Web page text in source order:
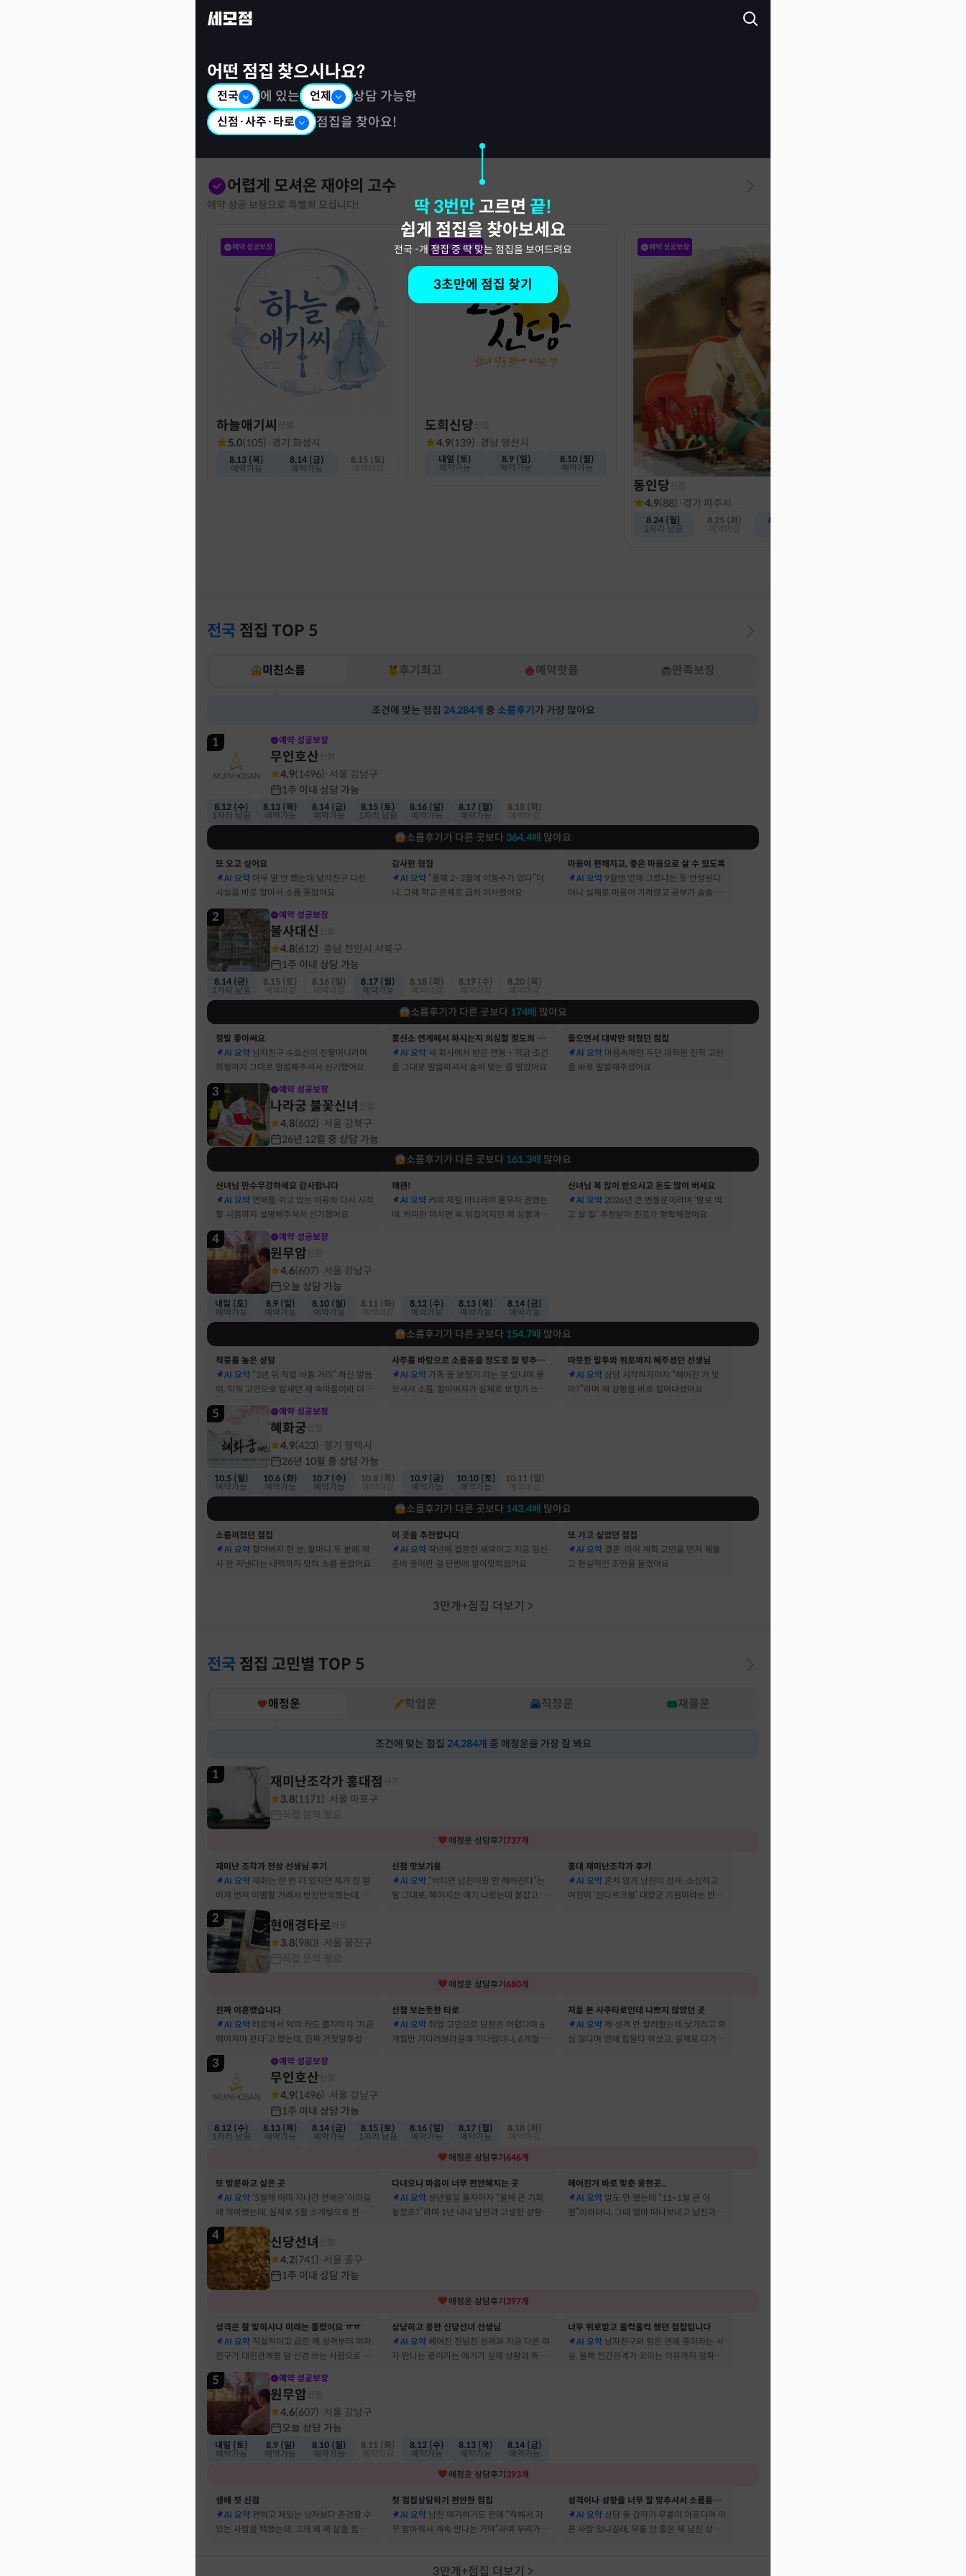
어떤 점집 찾으시나요?
전국 에 있는 언제 상담 가능한
신점·사주·타로 점집을 찾아요!
딱 3번만 고르면 끝!
쉽게 점집을 찾아보세요
전국 -개 점집 중 딱 맞는 점집을 보여드려요
3초만에 점집 찾기
어렵게 모셔온 재야의 고수
예약 성공 보장으로 특별히 모십니다!
예약 성공보장
하늘애기씨
5.0(105) · 경기 화성시
8.13 (목)
예약가능
8.14 (금)
예약가능
8.15 (토)
예약 성공보장
도희신당
4.9(139) · 경남 양산시
내일 (토)
예약가능
8.9 (일)
예약가능
8.10 (월)
예약가능
예약 성공보장
동인당
4.9(88) · 경기 파주시
8.24 (월)
2자리 남음
8.25 (화)
8.26 (수)
전국 점집 TOP 5
미친소름 후기최고 예약핫플 만족보장
조건에 맞는 점집 24,284개 중 소름후기 가 가장 많아요
1 예약 성공보장
무인호산
4.9(1496) 서울 강남구
1주 이내 상담 가능
8.12 (수)
1자리 남음
8.13 (목)
예약가능
8.14 (금)
예약가능
8.15 (토)
1자리 남음
8.16 (일)
예약가능
8.17 (월)
예약가능
8.18 (화)
소름후기가 다른 곳보다 364.4배 많아요
또 오고 싶어요
AI 요약 아무 말 안 했는데 남자친구 다친
사실을 바로 알아서 소름 돋았어요
감사한 점집
AI 요약 “올해 2~3월에 이동수가 있다”더
니, 그때 학교 문제로 급히 이사했어요
마음이 편해지고, 좋은 마음으로 살 수 있도록
AI 요약 9월엔 언제 그랬냐는 듯 안정된다
더니 실제로 마음이 가라앉고 공부가 술술 됐
2 예약 성공보장
불사대신
4.8(612) 충남 천안시 서북구
1주 이내 상담 가능
8.14 (금)
1자리 남음
8.15 (토)
8.16 (일)
8.17 (월)
예약가능
8.18 (화)
8.19 (수)
8.20 (목)
소름후기가 다른 곳보다 174배 많아요
정말 좋아써요
AI 요약 남자친구 수호신이 친할머니라며
외형까지 그대로 말씀해주셔서 신기했어요
흥신소 연계해서 하시는지 의심할 정도의 정확함
AI 요약 새 회사에서 받은 연봉‧직급 조건
을 그대로 말씀하셔서 숨이 멎는 줄 알았어요
들으면서 대박만 외쳤던 점집
AI 요약 마음속에만 두던 대학원 진학 고민
을 바로 말씀해주셨어요
3 예약 성공보장
나라궁 불꽃신녀
4.8(602) 서울 강북구
26년 12월 중 상담 가능
소름후기가 다른 곳보다 161.3배 많아요
신녀님 만수무강하세요 감사합니다
AI 요약 연애를 쉬고 있는 이유와 다시 시작
할 시점까지 설명해주셔서 신기했어요
꽤괜!
AI 요약 커피 체질 아니라며 율무차 권했는
데, 커피만 마시면 속 뒤집어지던 제 상황과 딱
신녀님 복 많이 받으시고 돈도 많이 버세요
AI 요약 2026년 큰 변동운이라며 ‘말로 먹
고 살 일’ 추천받아 진로가 명확해졌어요
4 예약 성공보장
원무암
4.6(607) 서울 강남구
오늘 상담 가능
내일 (토)
예약가능
8.9 (일)
예약가능
8.10 (월)
예약가능
8.11 (화)
8.12 (수)
예약가능
8.13 (목)
예약가능
8.14 (금)
예약가능
소름후기가 다른 곳보다 154.7배 많아요
적중률 높은 상담
AI 요약 “3년 뒤 직업 바뀔 거라” 하신 말씀
이, 이직 고민으로 밤새던 제 속마음이라 더 신
기했어요
사주를 바탕으로 소름돋을 정도로 잘 맞추는 곳
AI 요약 가족 중 보청기 끼는 분 있냐며 물
으셔서 소름, 할아버지가 실제로 보청기 쓰세
따뜻한 말투와 위로까지 해주셨던 선생님
AI 요약 상담 시작하자마자 “헤어진 거 맞
아?”라며 제 상황을 바로 집어내셨어요
5 예약 성공보장
혜화궁
4.9(423) 경기 평택시
26년 10월 중 상담 가능
10.5 (월)
예약가능
10.6 (화)
예약가능
10.7 (수)
예약가능
10.8 (목)
10.9 (금)
예약가능
10.10 (토)
예약가능
10.11 (일)
소름후기가 다른 곳보다 143.4배 많아요
소름끼쳤던 점집
AI 요약 할아버지 한 분, 할머니 두 분에 제
사 안 지낸다는 내력까지 맞혀 소름 돋았어요
이 곳을 추천합니다
AI 요약 작년에 결혼한 새댁이고 지금 임신
준비 중이란 걸 단번에 알아맞히셨어요
또 가고 싶었던 점집
AI 요약 결혼·아이 계획 고민을 먼저 꿰뚫
고 현실적인 조언을 들었어요
3만개+점집 더보기 >
전국 점집 고민별 TOP 5
애정운 학업운 직장운 재물운
조건에 맞는 점집 24,284개 중 애정운을 가장 잘 봐요
1 재미난조각가 홍대점
3.8(1171) 서울 마포구
애정운 상담후기 737개
재미난 조각가 천상 선생님 후기
AI 요약 재회는 한 번 더 있지만 제가 정 떨
어져 먼저 이별할 거래서 반신반의했는데, 정
말 재회 후 제가 먼저 헤어지자고 했어요
신점 맛보기용
AI 요약 “버티면 남친이랑 안 헤어진다”는
말 그대로, 헤어지잔 얘기 나왔는데 붙잡고 지
홍대 재미난조각가 후기
AI 요약 흔치 않게 남친이 섬세·소심하고
여친이 ‘잔다르크형’ 대장군 기질이라는 반전
2 현애경타로
3.8(980) 서울 광진구
애정운 상담후기 680개
진짜 이혼했습니다
AI 요약 타로에서 악마 카드 뽑자마자 ‘지금
헤어져야 한다’고 했는데, 진짜 거짓말투성이
결혼 생활 끝에 이혼 숙고 중이에요
신점 보는듯한 타로
AI 요약 취업 고민으로 당장은 어렵다며 6
개월만 기다려보라길래 기다렸더니, 6개월 뒤
처음 본 사주타로인데 나쁘지 않았던 곳
AI 요약 제 성격 안 알려줬는데 낯가리고 의
심 많다며 연애 힘들다 하셨고, 실제로 다가온
3 예약 성공보장
무인호산
4.9(1496) 서울 강남구
1주 이내 상담 가능
8.12 (수)
1자리 남음
8.13 (목)
예약가능
8.14 (금)
예약가능
8.15 (토)
1자리 남음
8.16 (일)
예약가능
8.17 (월)
예약가능
8.18 (화)
애정운 상담후기 646개
또 방문하고 싶은 곳
AI 요약 ‘5월에 이미 지나간 연애운’이라길
래 의아했는데, 실제로 5월 소개팅으로 한참
고민했던 사람이 있었어요
다녀오니 마음이 너무 편안해지는 곳
AI 요약 생년월일 풀자마자 “올해 큰 기회
놓쳤죠?”라며 1년 내내 남편과 고생한 상황을
헤어진거 바로 맞춘 용한곳..
AI 요약 말도 안 했는데 “11~1월 큰 이
별”이라더니, 그때 엄마 떠나보내고 남친과도
4 신당선녀
4.2(741) 서울 중구
1주 이내 상담 가능
애정운 상담후기 397개
성격은 잘 맞히시나 미래는 틀렸어요 ㅠㅠ
AI 요약 직설적이고 급한 제 성격부터 여자
친구가 대인관계를 덜 신경 쓰는 사람으로 바
뀔 거란 말까지 그대로 현실이 됐어요
상냥하고 용한 신당선녀 선생님
AI 요약 헤어진 전남친 성격과 지금 다른 여
자 만나는 중이라는 얘기가 실제 상황과 똑같
너무 위로받고 울컥울컥 했던 점집입니다
AI 요약 남자친구와 힘든 연애 중이라는 사
실, 올해 인간관계가 꼬이는 이유까지 정확히
5 예약 성공보장
원무암
4.6(607) 서울 강남구
오늘 상담 가능
내일 (토)
예약가능
8.9 (일)
예약가능
8.10 (월)
예약가능
8.11 (화)
8.12 (수)
예약가능
8.13 (목)
예약가능
8.14 (금)
예약가능
애정운 상담후기 393개
생애 첫 신점
AI 요약 편하고 재밌는 남자보다 존경할 수
있는 사람을 택했는데, 그게 왜 제 삶을 힘들게
첫 점집상담하기 편안한 점집
AI 요약 남친 얘기하기도 전에 “착해서 자
꾸 받아줘서 계속 만나는 거야”라며 우리가 헤
성격이나 성향을 너무 잘 맞추셔서 소름돋았어요
AI 요약 상담 중 갑자기 무릎이 아프다며 아
픈 사람 있냐길래, 무릎 안 좋은 제 남친 상태
3만개+점집 더보기 >